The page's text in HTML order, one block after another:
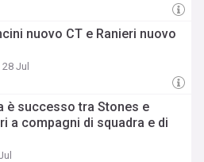
nuovo CT e Ranieri nuovo
Jul
è successo tra Stones e
a compagni di squadra e di